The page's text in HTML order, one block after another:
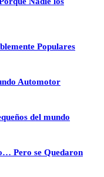
Populares
Automotor
del mundo
Pero se Quedaron